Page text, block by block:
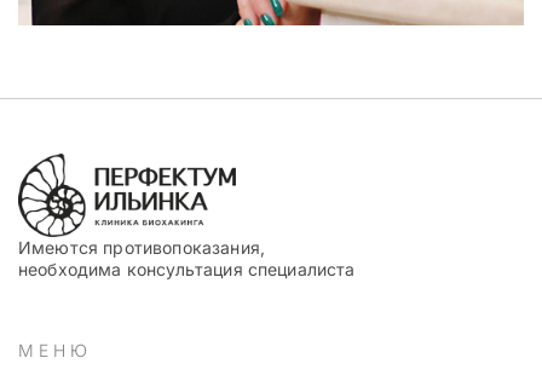
Имеются противопоказания,
необходима консультация специалиста
МЕНЮ